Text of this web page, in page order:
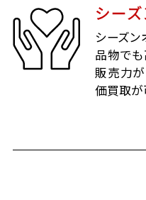
シー
シーズ
品物でも
販売力が
価買取が